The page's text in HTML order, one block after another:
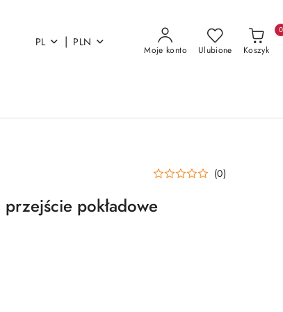
PL | PLN
Moje konto Ulubione Koszyk
0
(0)
pokładowe